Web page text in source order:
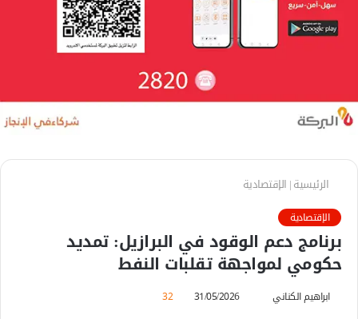
الرئيسية| الإقتصادية
الإقتصادية
برنامج دعم الوقود في البرازيل: تمديد
حكومي لمواجهة تقلبات النفط
ابراهيم الكناني 31/05/2026
32